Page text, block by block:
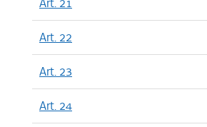
Art. 22
Art. 23
Art. 24